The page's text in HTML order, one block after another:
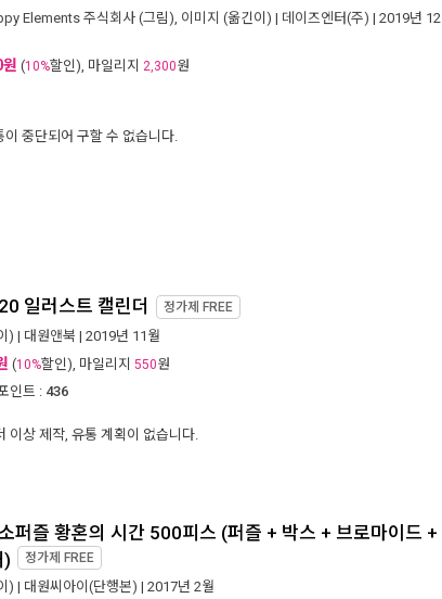
Elements 주식회사 (그림), 이미지 (옮긴이) | 데이즈엔터(주) | 2019년 12
(10%할인), 마일리지 2,300원
중단되어 구할 수 없습니다.
일러스트 캘린더 정가제 FREE
) | 대원앤북 | 2019년 11월
(10%할인), 마일리지 550원
인트 : 436
이상 제작, 유통 계획이 없습니다.
퍼즐 황혼의 시간 500피스 (퍼즐 + 박스 + 브로마이드 +
) 정가제 FREE
) | 대원씨아이(단행본) | 2017년 2월